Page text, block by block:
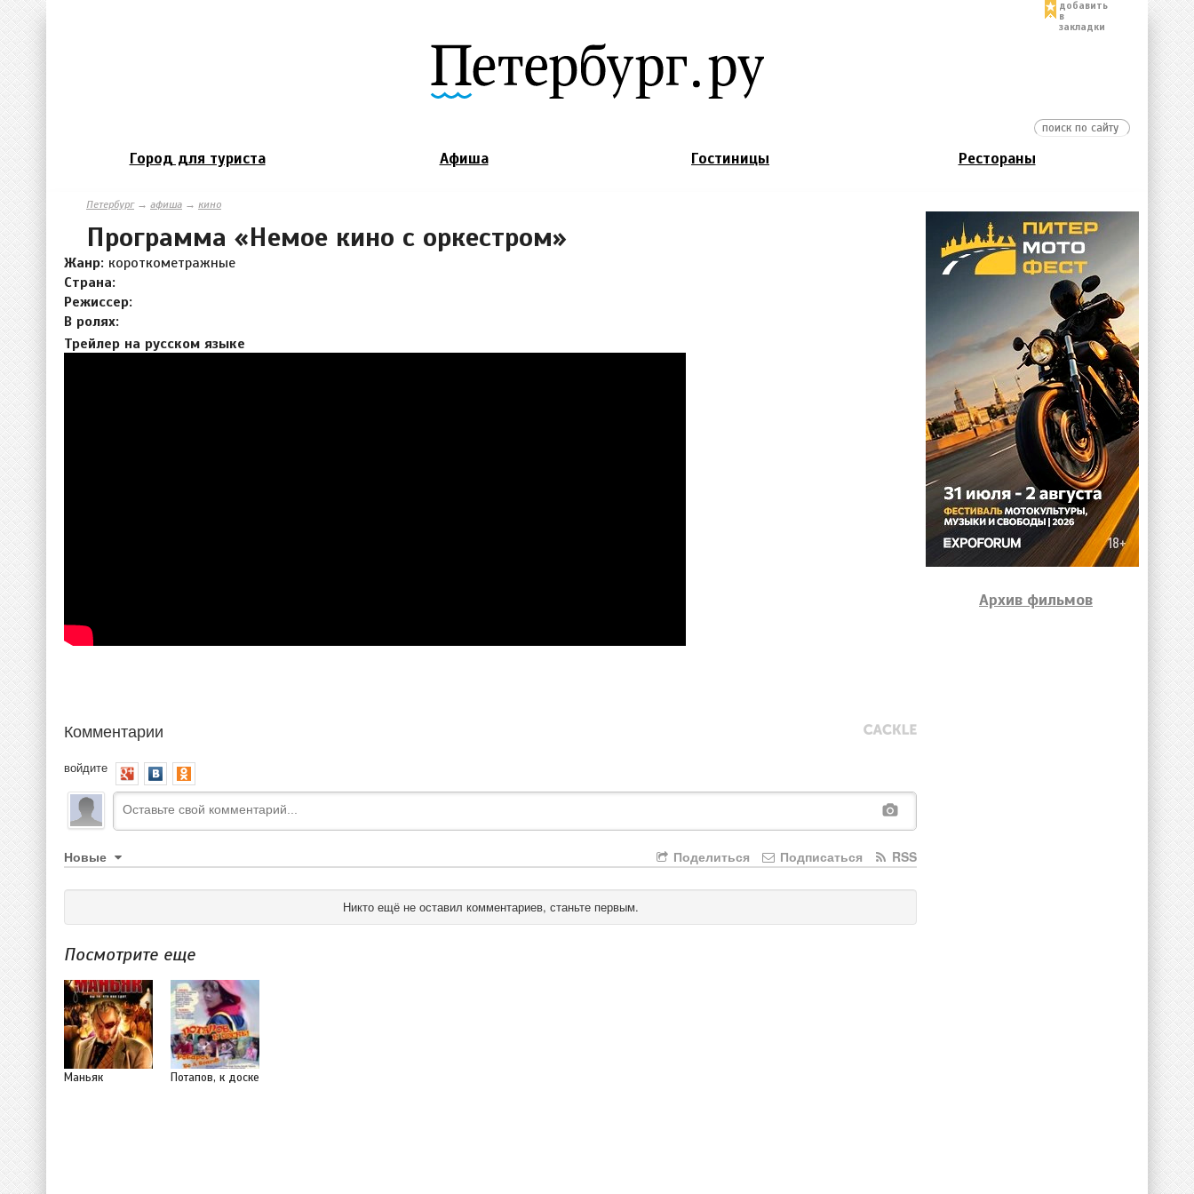
добавить
в
закладки
Город для туриста Афиша Гостиницы Рестораны
Петербург→ афиша → кино
Программа «Немое кино с оркестром»
Жанр: короткометражные
Страна:
Режиссер:
В ролях:
Трейлер на русском языке
Комментарии
войдите
Новые RSS
Подписаться
Поделиться
Никто ещё не оставил комментариев, станьте первым.
Посмотрите еще
Маньяк Потапов, к доске
Архив фильмов